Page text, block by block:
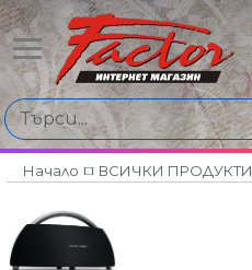
Начало ВСИЧКИ ПРОДУКТИ